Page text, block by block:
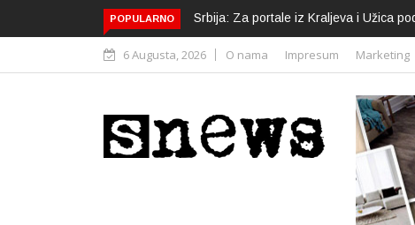
POPULARNO Srbija: Za portale iz Kraljeva i Užica
6 Augusta, 2026 O nama Impresum Marketing